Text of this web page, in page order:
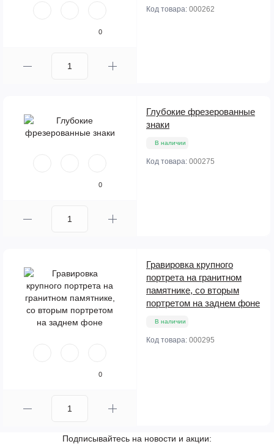
0
Код товара: 000262
0
Глубокие фрезерованные
знаки
В наличии
Код товара: 000275
0
Гравировка крупного
портрета на гранитном
памятнике, со вторым
портретом на заднем фоне
В наличии
Код товара: 000295
Подписывайтесь на новости и акции: